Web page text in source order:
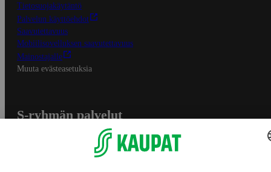
Tietosuojakäytäntö
Palvelun käyttöehdot
Saavutettavuus
Mobiilisovelluksen saavutettavuus
Mainostajalle
Muuta evästeasetuksia
S-ryhmän palvelut